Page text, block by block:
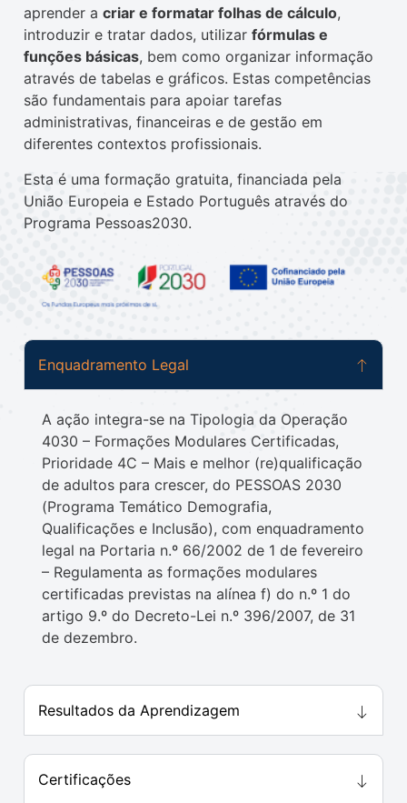
aprender a criar e formatar folhas de cálculo,
introduzir e tratar dados, utilizar fórmulas e
funções básicas, bem como organizar informação
através de tabelas e gráficos. Estas competências
são fundamentais para apoiar tarefas
administrativas, financeiras e de gestão em
diferentes contextos profissionais.
Esta é uma formação gratuita, financiada pela
União Europeia e Estado Português através do
Programa Pessoas2030.
Enquadramento Legal
A ação integra-se na Tipologia da Operação
4030 – Formações Modulares Certificadas,
Prioridade 4C – Mais e melhor (re)qualificação
de adultos para crescer, do PESSOAS 2030
(Programa Temático Demografia,
Qualificações e Inclusão), com enquadramento
legal na Portaria n.º 66/2002 de 1 de fevereiro
– Regulamenta as formações modulares
certificadas previstas na alínea f) do n.º 1 do
artigo 9.º do Decreto-Lei n.º 396/2007, de 31
de dezembro.
Resultados da Aprendizagem
Certificações